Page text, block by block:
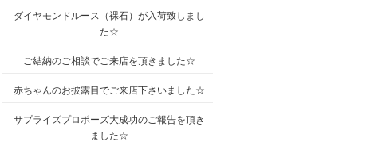
ダイヤモンドルース（裸石）が入荷致しまし
た☆
ご結納のご相談でご来店を頂きました☆
赤ちゃんのお披露目でご来店下さいました☆
サプライズプロポーズ大成功のご報告を頂き
ました☆